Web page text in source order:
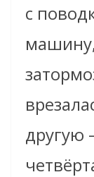
с
другую